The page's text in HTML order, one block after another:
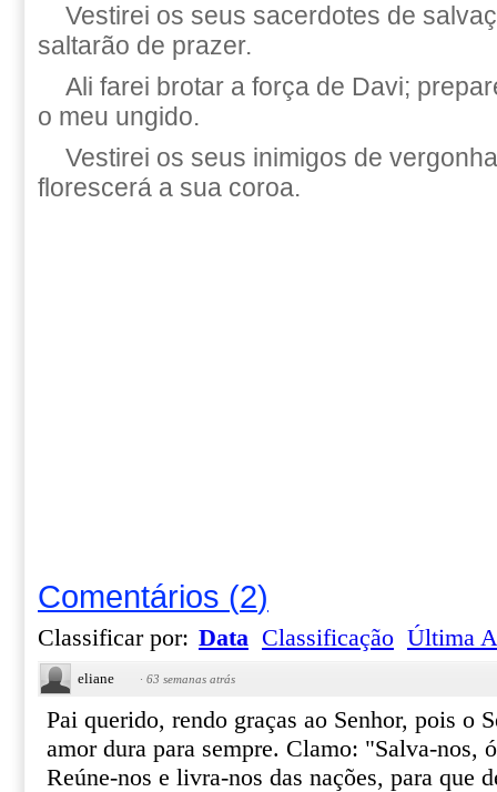
Vestirei os seus sacerdotes de
saltarão de prazer.
Ali farei brotar a força de Davi;
o meu ungido.
Vestirei os seus inimigos de
florescerá a sua coroa.
Comentários (2)
Classificar por: Data Classificação Última
eliane · 63 semanas atrás
Pai querido, rendo graças ao Senhor, pois o
amor dura para sempre. Clamo: "Salva-nos,
Reúne-nos e livra-nos das nações, para que